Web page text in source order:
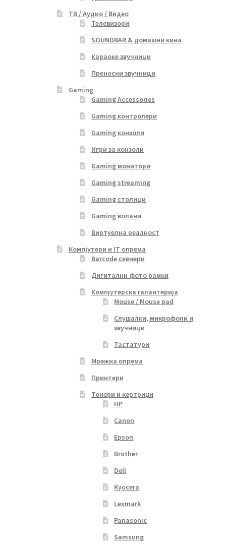
ТВ / Аудио / Видео
Телевизори
SOUNDBAR & домашни кина
Караоке звучници
Преносни звучници
Gaming
Gaming Accessories
Gaming контролери
Gaming конзоли
Игри за конзоли
Gaming монитори
Gaming streaming
Gaming столици
Gaming волани
Виртуелна реалност
Компјутери и IT опрема
Barcode скенери
Дигитални фото рамки
Компјутерска галантерија
Mouse / Mouse pad
Слушалки, микрофони и
звучници
Тастатури
Мрежна опрема
Принтери
Тонери и кертриџи
HP
Canon
Epson
Brother
Dell
Kyocera
Lexmark
Panasonic
Samsung